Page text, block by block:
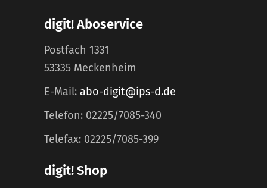
digit! Aboservice
Postfach 1331
53335 Meckenheim
E-Mail: abo-digit@ips-d.de
Telefon: 02225/7085-340
Telefax: 02225/7085-399
digit! Shop